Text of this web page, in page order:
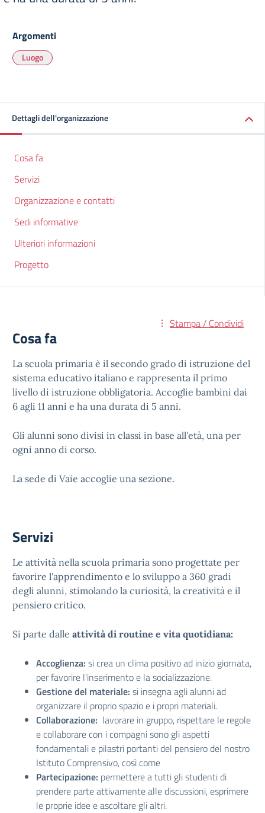
Argomenti
Luogo
Dettagli dell'organizzazione
Cosa fa
Servizi
Organizzazione e contatti
Sedi informative
Ulteriori informazioni
Progetto
Stampa / Condividi
Cosa fa
La scuola primaria è il secondo grado di istruzione del
sistema educativo italiano e rappresenta il primo
livello di istruzione obbligatoria. Accoglie bambini dai
6 agli 11 anni e ha una durata di 5 anni.
Gli alunni sono divisi in classi in base all'età, una per
ogni anno di corso.
La sede di Vaie accoglie una sezione.
Servizi
Le attività nella scuola primaria sono progettate per
favorire l'apprendimento e lo sviluppo a 360 gradi
degli alunni, stimolando la curiosità, la creatività e il
pensiero critico.
Si parte dalle attività di routine e vita quotidiana:
Accoglienza: si crea un clima positivo ad inizio giornata,
per favorire l'inserimento e la socializzazione.
Gestione del materiale: si insegna agli alunni ad
organizzare il proprio spazio e i propri materiali.
Collaborazione: lavorare in gruppo, rispettare le regole
e collaborare con i compagni sono gli aspetti
fondamentali e pilastri portanti del pensiero del nostro
Istituto Comprensivo, così come
Partecipazione: permettere a tutti gli studenti di
prendere parte attivamente alle discussioni, esprimere
le proprie idee e ascoltare gli altri.